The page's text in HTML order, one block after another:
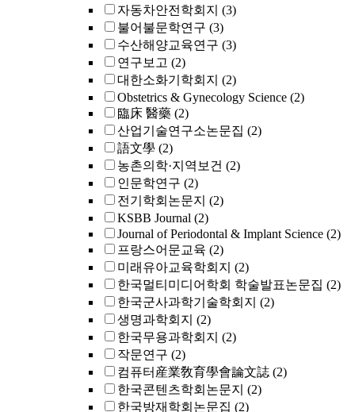
자동차안전학회지 (3)
불어불문학연구 (3)
수산해양교육연구 (3)
연구보고 (2)
대한소화기학회지 (2)
Obstetrics & Gynecology Science (2)
臨床 醫藥 (2)
산업기술연구소논문집 (2)
語文學 (2)
농촌의학·지역보건 (2)
인문학연구 (2)
전기학회논문지 (2)
KSBB Journal (2)
Journal of Periodontal & Implant Science (2)
프랑스어문교육 (2)
미래유아교육학회지 (2)
한국멀티미디어학회 학술발표논문집 (2)
한국군사과학기술학회지 (2)
생명과학회지 (2)
한국무용과학회지 (2)
작문연구 (2)
컴퓨터産業敎育學會論文誌 (2)
한국콘텐츠학회논문지 (2)
한국방재학회논문집 (2)